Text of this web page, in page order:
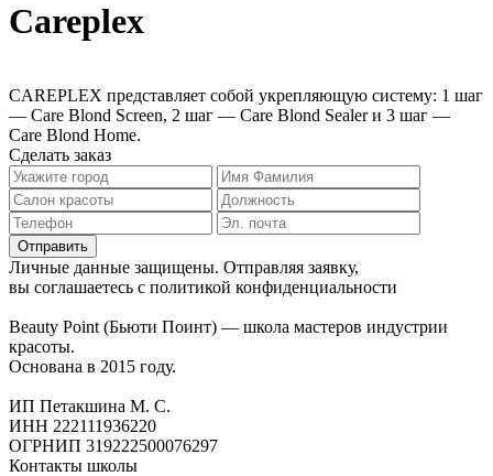
Careplex
CAREPLEX представляет собой укрепляющую систему: 1 шаг
— Care Blond Screen, 2 шаг — Care Blond Sealer и 3 шаг —
Care Blond Home.
Сделать заказ
Личные данные защищены. Отправляя заявку,
вы соглашаетесь с политикой конфиденциальности
Beauty Point (Бьюти Поинт) — школа мастеров индустрии
красоты.
Основана в 2015 году.
ИП Петакшина М. С.
ИНН 222111936220
ОГРНИП 319222500076297
Контакты школы